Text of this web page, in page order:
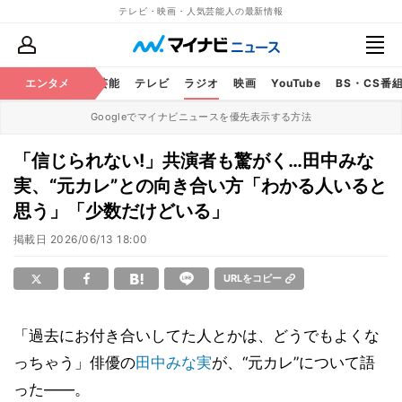
テレビ・映画・人気芸能人の最新情報
エンタメ 芸能 テレビ ラジオ 映画 YouTube BS・CS番
Googleでマイナビニュースを優先表示する方法
「信じられない!」共演者も驚がく…田中みな
実、“元カレ”との向き合い方「わかる人いると
思う」「少数だけどいる」
掲載日 2026/06/13 18:00
URLをコピー
「過去にお付き合いしてた人とかは、どうでもよくな
っちゃう」俳優の田中みな実が、“元カレ”について語
った――。